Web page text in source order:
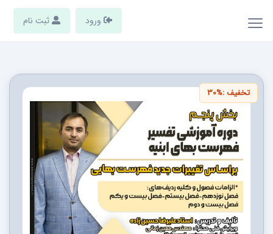
ورود ثبت نام
تخفیف :30%